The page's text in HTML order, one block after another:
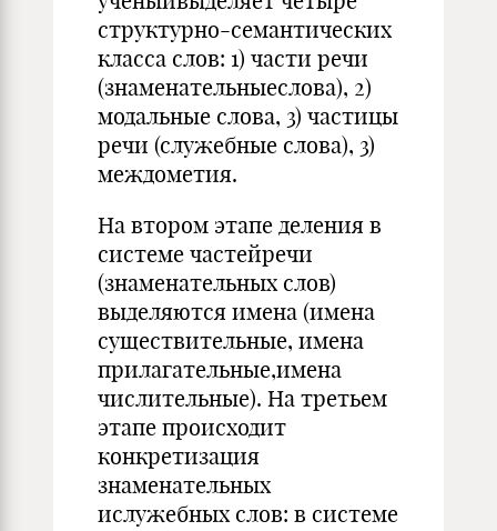
структурно-семантических
класса слов: 1) части речи
(зна­менательныеслова), 2)
модальные слова, 3) частицы
речи (служебные слова), 3)
междометия.
На втором этапе деле­ния в
системе частейречи
(знаменательных слов)
выделя­ются имена (имена
существительные, имена
прилагатель­ные,имена
числительные). На третьем
этапе происходит
конкретизация
знаменательных
ислужебных слов: в сис­теме